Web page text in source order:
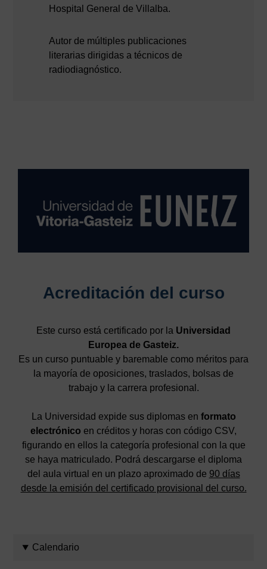
Hospital General de Villalba.
Autor de múltiples publicaciones
literarias dirigidas a técnicos de
radiodiagnóstico.
Acreditación del curso
Este curso está certificado por la Universidad
Europea de Gasteiz.
Es un curso puntuable y baremable como méritos para
la mayoría de oposiciones, traslados, bolsas de
trabajo y la carrera profesional.
La Universidad expide sus diplomas en formato
electrónico en créditos y horas con código CSV,
figurando en ellos la categoría profesional con la que
se haya matriculado. Podrá descargarse el diploma
del aula virtual en un plazo aproximado de 90 días
desde la emisión del certificado provisional del curso.
Calendario